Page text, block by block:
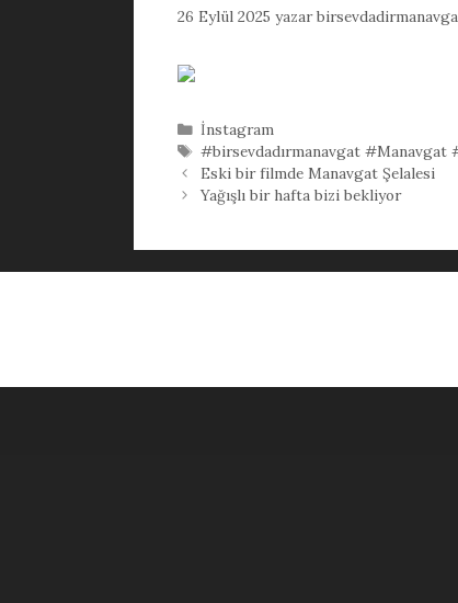
26 Eylül 2025 yazar
Kategoriler
İnstagram
Etiketler
#birsevdadırmanavgat #Manavgat
Eski bir filmde Manavgat Şelalesi
Yağışlı bir hafta bizi bekliyor